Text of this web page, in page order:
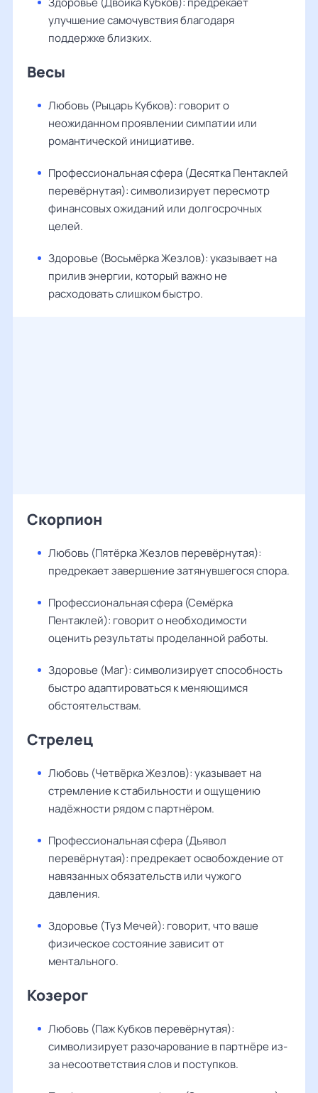
улучшение самочувствия благодаря
поддержке близких.
Весы
Любовь (Рыцарь Кубков): говорит о
неожиданном проявлении симпатии или
романтической инициативе.
Профессиональная сфера (Десятка Пентаклей
перевёрнутая): символизирует пересмотр
финансовых ожиданий или долгосрочных
целей.
Здоровье (Восьмёрка Жезлов): указывает на
прилив энергии, который важно не
расходовать слишком быстро.
Скорпион
Любовь (Пятёрка Жезлов перевёрнутая):
предрекает завершение затянувшегося спора.
Профессиональная сфера (Семёрка
Пентаклей): говорит о необходимости
оценить результаты проделанной работы.
Здоровье (Маг): символизирует способность
быстро адаптироваться к меняющимся
обстоятельствам.
Стрелец
Любовь (Четвёрка Жезлов): указывает на
стремление к стабильности и ощущению
надёжности рядом с партнёром.
Профессиональная сфера (Дьявол
перевёрнутая): предрекает освобождение от
навязанных обязательств или чужого
давления.
Здоровье (Туз Мечей): говорит, что ваше
физическое состояние зависит от
ментального.
Козерог
Любовь (Паж Кубков перевёрнутая):
символизирует разочарование в партнёре из-
за несоответствия слов и поступков.